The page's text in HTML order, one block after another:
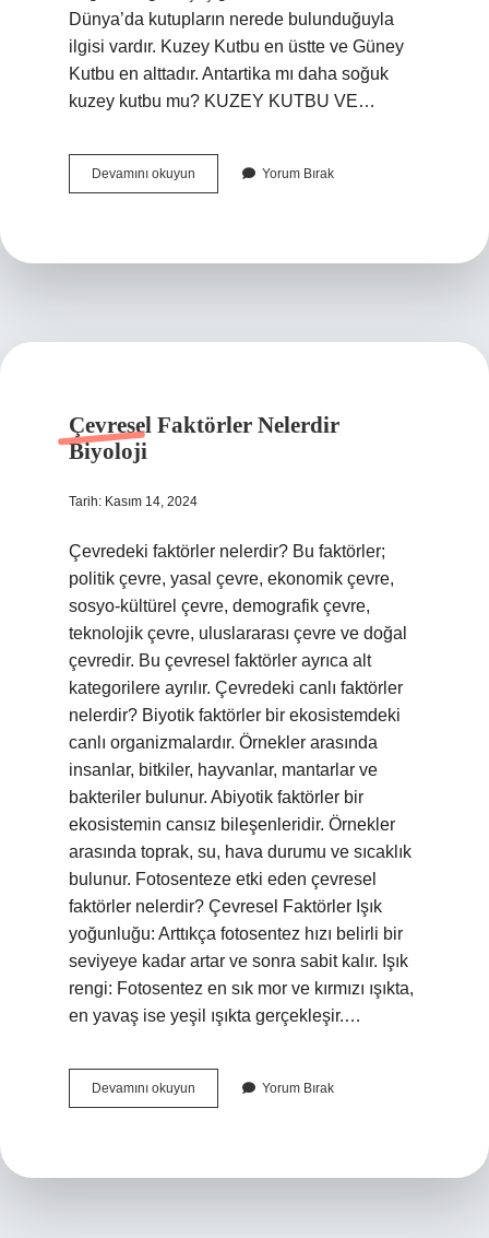
Dünya’da kutupların nerede bulunduğuyla
ilgisi vardır. Kuzey Kutbu en üstte ve Güney
Kutbu en alttadır. Antartika mı daha soğuk
kuzey kutbu mu? KUZEY KUTBU VE…
Devamını okuyun Antarktika
Neden
Yorum Bırak
Çevresel Faktörler Nelerdir
Biyoloji
Tarih: Kasım 14, 2024
Çevredeki faktörler nelerdir? Bu faktörler;
politik çevre, yasal çevre, ekonomik çevre,
sosyo-kültürel çevre, demografik çevre,
teknolojik çevre, uluslararası çevre ve doğal
çevredir. Bu çevresel faktörler ayrıca alt
kategorilere ayrılır. Çevredeki canlı faktörler
nelerdir? Biyotik faktörler bir ekosistemdeki
canlı organizmalardır. Örnekler arasında
insanlar, bitkiler, hayvanlar, mantarlar ve
bakteriler bulunur. Abiyotik faktörler bir
ekosistemin cansız bileşenleridir. Örnekler
arasında toprak, su, hava durumu ve sıcaklık
bulunur. Fotosenteze etki eden çevresel
faktörler nelerdir? Çevresel Faktörler Işık
yoğunluğu: Arttıkça fotosentez hızı belirli bir
seviyeye kadar artar ve sonra sabit kalır. Işık
rengi: Fotosentez en sık mor ve kırmızı ışıkta,
en yavaş ise yeşil ışıkta gerçekleşir.…
Devamını okuyun Çevresel
Faktörler
Yorum Bırak